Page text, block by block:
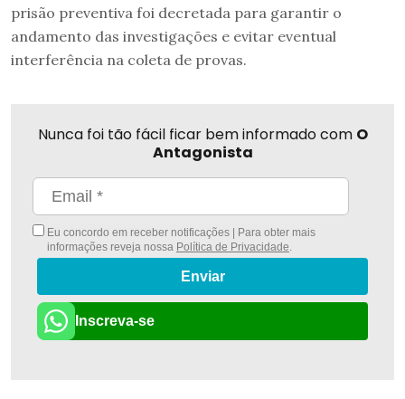
prisão preventiva foi decretada para garantir o
andamento das investigações e evitar eventual
interferência na coleta de provas.
Nunca foi tão fácil ficar bem informado com O
Antagonista
Eu concordo em receber notificações | Para obter mais
informações reveja nossa Política de Privacidade.
Enviar
Inscreva-se